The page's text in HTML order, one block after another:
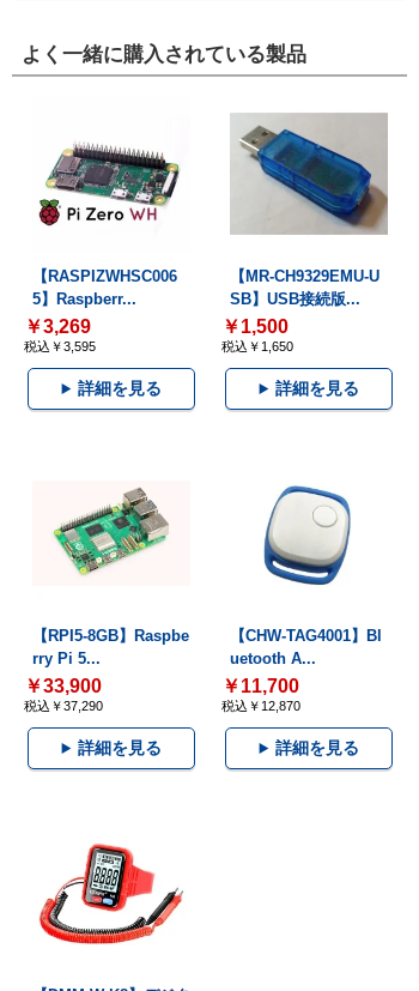
よく一緒に購入されている製品
【RASPIZWHSC006
5】Raspberr...
￥3,269
税込￥3,595
詳細を見る
【MR-CH9329EMU-U
SB】USB接続版...
￥1,500
税込￥1,650
詳細を見る
【RPI5-8GB】Raspbe
rry Pi 5...
￥33,900
税込￥37,290
詳細を見る
【CHW-TAG4001】Bl
uetooth A...
￥11,700
税込￥12,870
詳細を見る